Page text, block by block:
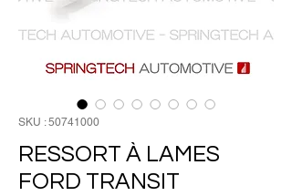
SKU : 50741000
RESSORT À LAMES
FORD TRANSIT